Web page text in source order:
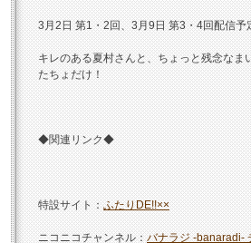
3月2日 第1・2回、3月9日 第3・4回配信予
キレのある夏村さんと、ちょっと残念なま
たちょだけ！
◆関連リンク◆
特設サイト：ふたりDE!!××
ニコニコチャンネル：バナラジ -banaradi-